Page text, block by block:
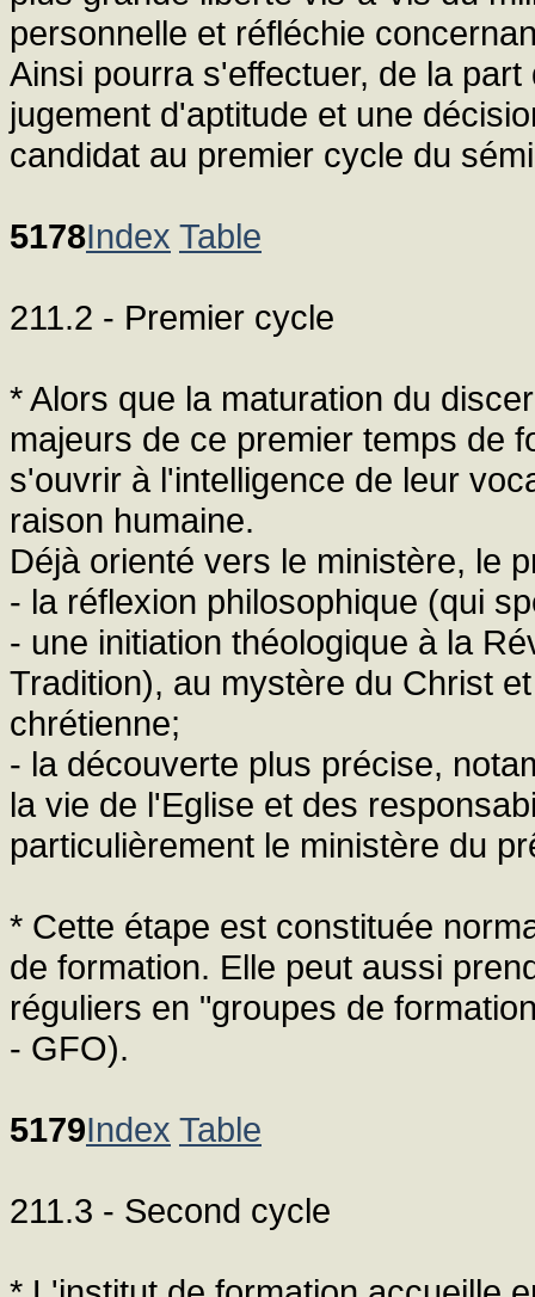
personnelle et réfléchie
Ainsi pourra s'effectuer, de la
jugement d'aptitude et une
candidat au premier cycle du
5178Index Table
211.2 - Premier cycle
* Alors que la maturation du
majeurs de ce premier temps de
s'ouvrir à l'intelligence de leur
raison humaine.
Déjà orienté vers le ministère, le
- la réflexion philosophique (qui
- une initiation théologique à la
Tradition), au mystère du Christ
chrétienne;
- la découverte plus précise,
la vie de l'Eglise et des
particulièrement le ministère du
* Cette étape est constituée
de formation. Elle peut aussi
réguliers en "groupes de
- GFO).
5179Index Table
211.3 - Second cycle